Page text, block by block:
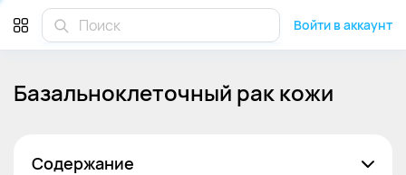
Войти в аккаунт
Базальноклеточный рак кожи
Содержание